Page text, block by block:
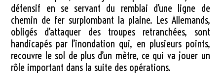
défensif en se servant du remblai d’une ligne de
chemin de fer surplombant la plaine. Les Allemands,
obligés d’attaquer des troupes retranchées, sont
handicapés par l’inondation qui, en plusieurs points,
recouvre le sol de plus d’un mètre, ce qui va jouer un
rôle important dans la suite des opérations.